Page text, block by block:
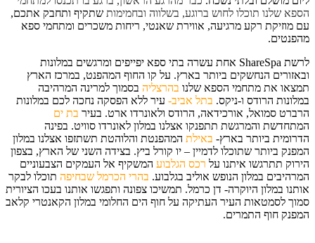
הספא שלנו תוכלו לחוש ברוגע, בשלווה ובחמימות שתקיף ותחבק אתכם,
עם מוזיקת רקע מרגיעה, אווירת שאנטי, ריחות משכרים ומתחמי ספא
מהפנטים.
לרשת ShareSpa אחת עשרה בתי ספא יפייפים ומרגשים במלונות
ובאזורים הנחשקים ביותר בארץ. על קו החוף המהפנט, במרכז הארץ
תמצאו את מתחמי הספא שלנו בהרצליה בסמוך למרינה המרהיבה
במלונות הרודס ו-ניקס. בתל אביב- עיר ללא הפסקה נחכה לכם במלונות
הרברט סמואל, אורכידאה, הרודס ולאונרדו ארט. בעיר בת ים
המתחדשת והמרגשת תתפנקו אצלנו במלון לאונרדו סוויט. בפינה
הדרומית ביותר בארץ- באילת המהפנטת והלוהטת תשתזפו אצלנו במלון
המפנק ביותר שתוכלו לדמיין – יו קורל ביץ. בצידה השני של הארץ, בצפון
הירוק תתרגשו איתנו על רכס הגלבוע המשקיף אל העמקים הצבעוניים
המרהיבים במלון הנופש אוליב בגלבוע. בהרי הכרמל שבחיפה תוכלו לבקר
אותנו במלון היוקרה- דן כרמל. תמשיכו צפונה ותפגשו אותנו בעכו הציורית
סמוך לסמטאות העיר העתיקה על חוף הים החלומי במלון הקאנטרי קלאב
המפנק חוף התמרים.